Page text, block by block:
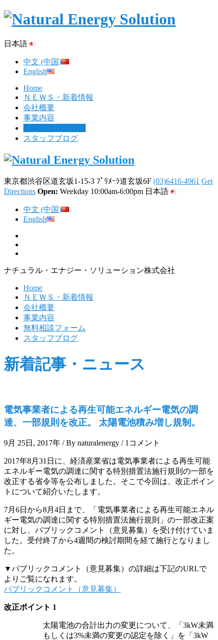
日本語
中文 (中国)
English
Home
ＮＥＷＳ・新着情報
会社概要
事業内容
スタッフブログ
東京都渋谷区道玄坂1-15-3 ﾌﾟﾘﾒｰﾗ道玄坂6F (03)6416-4961 Get
Directions Open: Weekday 10:00am-6:00pm 日本語
中文 (中国)
English
ナチュラル・エナジー・ソリューション株式会社
Home
ＮＥＷＳ・新着情報
会社概要
事業内容
無料相談フォーム
スタッフブログ
新着記事・ニュース
電気事業者による再生可能エネルギー電気の調
達、一部規則を改正。 太陽電池積み増し規制。
9月 25日, 2017年 / By naturalenergy / 1コメント
2017年8月31日に、経済産業省は電気事業者による再生可能
エネルギー電気の調達に関する特別措置法施行規則の一部を
改正する省令等を公布しました。そこで今回は、改正ポイン
トについて紹介いたします。
7月6日から8月4日まで、「電気事業者による再生可能エネル
ギー電気の調達に関する特別措置法施行規則」の一部改正案
に対し、パブリックコメント（意見募集）を受け付けていま
した。受付終了から4週間の検討期間を経て施行となりまし
た。
▼パブリックコメント（意見募集）の詳細は下記のURLで
よりご覧になれます。
パブリックコメント（意見募集）
改正ポイント 1
太陽電池の合計出力の変更について、「3kW未満
もしくは3%未満の変更の認定を除く」を「3kW